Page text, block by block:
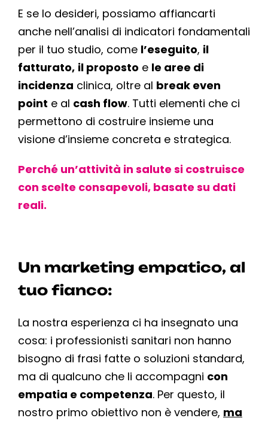
E se lo desideri, possiamo affiancarti
anche nell’analisi di indicatori fondamentali
per il tuo studio, come l’eseguito, il
fatturato, il proposto e le aree di
incidenza clinica, oltre al break even
point e al cash flow. Tutti elementi che ci
permettono di costruire insieme una
visione d’insieme concreta e strategica.
Perché un’attività in salute si costruisce
con scelte consapevoli, basate su dati
reali.
Un marketing empatico, al
tuo fianco:
La nostra esperienza ci ha insegnato una
cosa: i professionisti sanitari non hanno
bisogno di frasi fatte o soluzioni standard,
ma di qualcuno che li accompagni con
empatia e competenza. Per questo, il
nostro primo obiettivo non è vendere, ma